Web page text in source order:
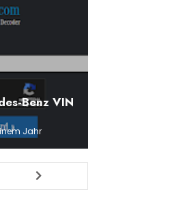
Benz VIN
Jahr